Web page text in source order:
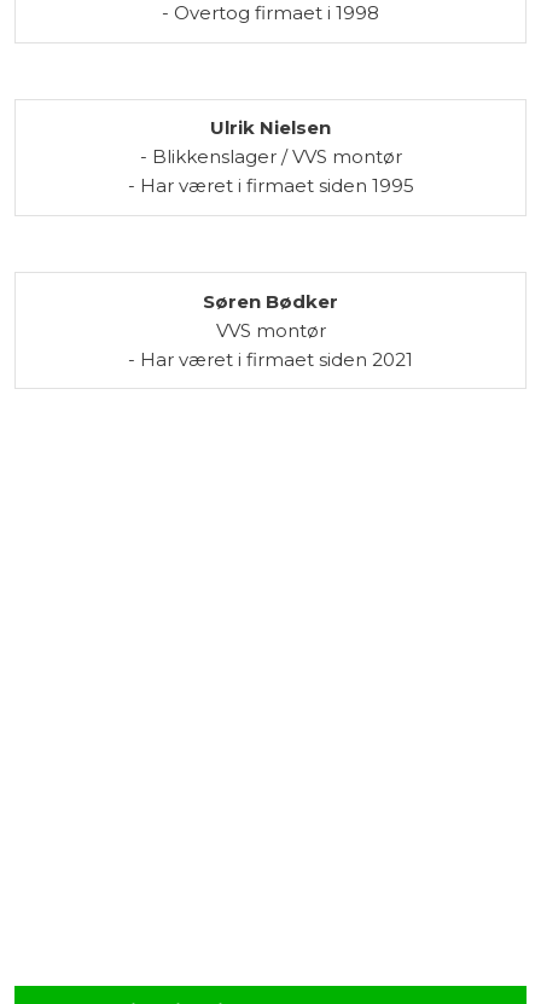
​- Overtog firmaet i 1998
Ulrik Nielsen
- Blikkenslager / VVS montør
- Har været i firmaet siden 1995
Søren Bødker
VVS montør
​- Har været i firmaet siden 2021